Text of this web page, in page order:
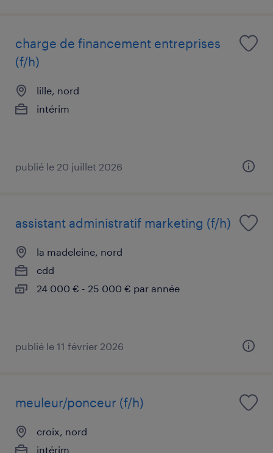
charge de financement entreprises
(f/h)
lille, nord
intérim
publié le 20 juillet 2026
assistant administratif marketing (f/h)
la madeleine, nord
cdd
24 000 € - 25 000 € par année
publié le 11 février 2026
meuleur/ponceur (f/h)
croix, nord
intérim